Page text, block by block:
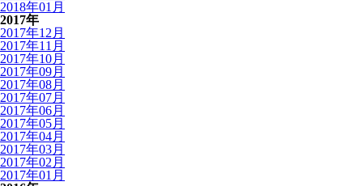
2018年01月
2017年
2017年12月
2017年11月
2017年10月
2017年09月
2017年08月
2017年07月
2017年06月
2017年05月
2017年04月
2017年03月
2017年02月
2017年01月